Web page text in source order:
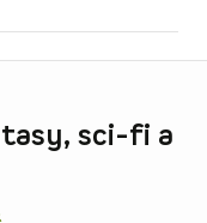
sci-fi a